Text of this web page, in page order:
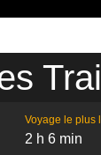
Voyage le plus
2 h 6 min